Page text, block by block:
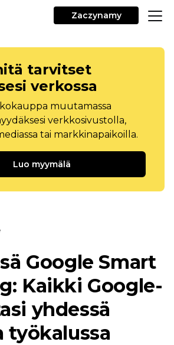
Zaczynamy
tarvitset
verkossa
muutamassa
verkkosivustolla,
tai markkinapaikoilla.
Luo myymälä
Google Smart
Kaikki Google-
yhdessä
työkalussa